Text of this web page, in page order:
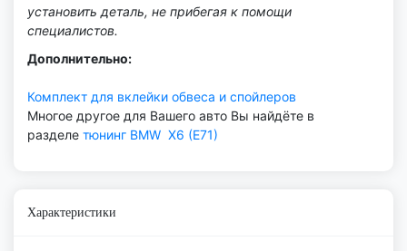
установить деталь, не прибегая к помощи
специалистов.
Дополнительно:
Комплект для вклейки обвеса и спойлеров
Многое другое для Вашего авто Вы найдёте в
разделе тюнинг BMW X6 (E71)
Характеристики